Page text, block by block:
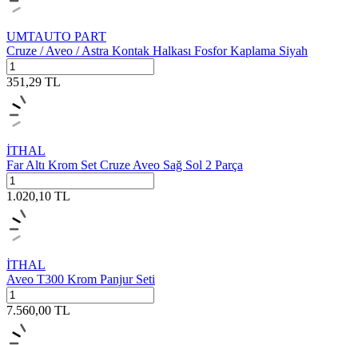
UMTAUTO PART
Cruze / Aveo / Astra Kontak Halkası Fosfor Kaplama Siyah
351,29 TL
İTHAL
Far Altı Krom Set Cruze Aveo Sağ Sol 2 Parça
1.020,10 TL
İTHAL
Aveo T300 Krom Panjur Seti
7.560,00 TL